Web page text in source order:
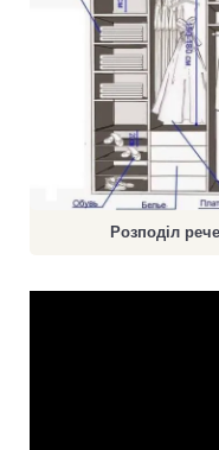
Розподіл